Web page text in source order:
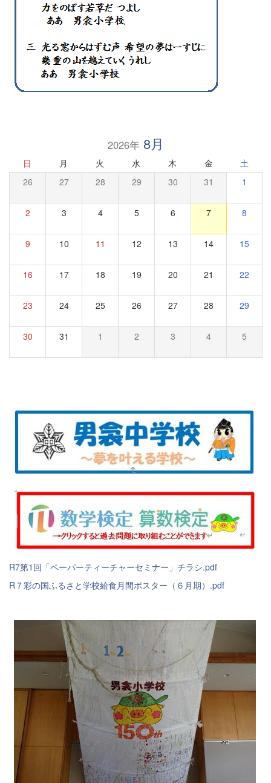
2026年8月
日 月 火 水 木 金 土
26 27 28 29 30 31 1
2 3 4 5 6 7 8
9 10 11 12 13 14 15
16 17 18 19 20 21 22
23 24 25 26 27 28 29
30 31 1 2 3 4 5
R7第1回「ペーパーティーチャーセミナー」チラシ.pdf
R７彩の国ふるさと学校給食月間ポスター（６月期）.pdf